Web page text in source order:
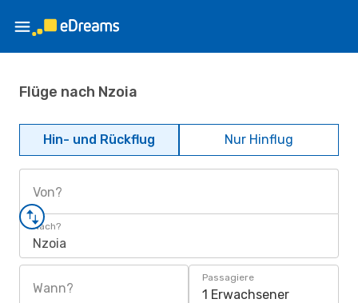
Flüge nach Nzoia
Hin- und Rückflug Nur Hinflug
Von?
Nach?
Nzoia
Wann?
Passagiere
1 Erwachsener